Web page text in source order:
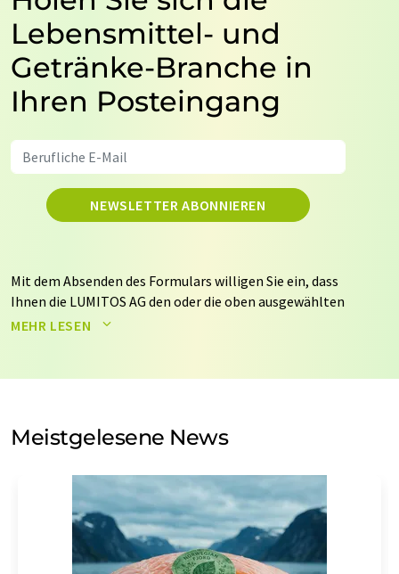
Lebensmittel- und
Getränke-Branche in
Ihren Posteingang
NEWSLETTER ABONNIEREN
Mit dem Absenden des Formulars willigen Sie ein, dass
Ihnen die LUMITOS AG den oder die oben ausgewählten
Newsletter per E-Mail zusendet. Ihre Daten werden
auf Basis unsererDatenschutzerklärung. LUMITOS darf
Meinungsforschung per E-Mail kontaktieren. Ihre
Einwilligung können Sie jederzeit ohne Angabe von
Str. 2, 12489 Berlin oder per E-Mail unter
widerruf@lumitos.commit Wirkung für die Zukunft
widerrufen. Zudem ist in jeder E-Mail ein Link zur
Abbestellung des entsprechenden Newsletters
enthalten.
MEHR LESEN
Meistgelesene News